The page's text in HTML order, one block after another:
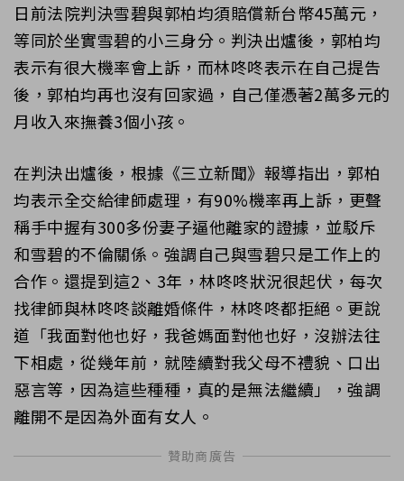
日前法院判決雪碧與郭柏均須賠償新台幣45萬元，
等同於坐實雪碧的小三身分。判決出爐後，郭柏均
表示有很大機率會上訴，而林咚咚表示在自己提告
後，郭柏均再也沒有回家過，自己僅憑著2萬多元的
月收入來撫養3個小孩。
在判決出爐後，根據《三立新聞》報導指出，郭柏
均表示全交給律師處理，有90%機率再上訴，更聲
稱手中握有300多份妻子逼他離家的證據，並駁斥
和雪碧的不倫關係。強調自己與雪碧只是工作上的
合作。還提到這2、3年，林咚咚狀況很起伏，每次
找律師與林咚咚談離婚條件，林咚咚都拒絕。更說
道「我面對他也好，我爸媽面對他也好，沒辦法往
下相處，從幾年前，就陸續對我父母不禮貌、口出
惡言等，因為這些種種，真的是無法繼續」，強調
離開不是因為外面有女人。